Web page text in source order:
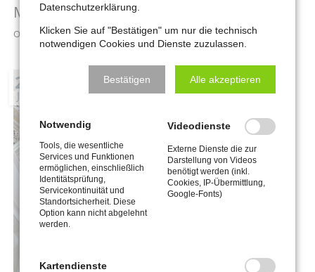
Mittagskonzert „Orgel punkt Zwölf“
Ort: Stadtkirche St. Wenzel zu Naumburg
22
JUL
Datenschutzerklärung.
Klicken Sie auf "Bestätigen" um nur die technisch
notwendigen Cookies und Dienste zuzulassen.
Bestätigen Alle akzeptieren
Notwendig
Tools, die wesentliche
Services und Funktionen
ermöglichen, einschließlich
Identitätsprüfung,
Servicekontinuität und
Standortsicherheit. Diese
Option kann nicht abgelehnt
werden.
Videodienste
Externe Dienste die zur
Darstellung von Videos
benötigt werden (inkl.
Cookies, IP-Übermittlung,
Google-Fonts)
Kartendienste